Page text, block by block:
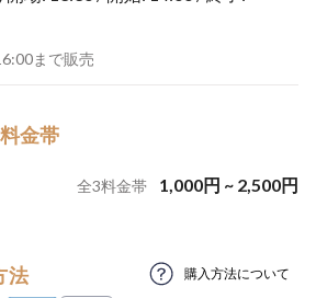
まで販売
金帯
全3料金帯 1,000円 ~ 2,500円
法 購入方法について